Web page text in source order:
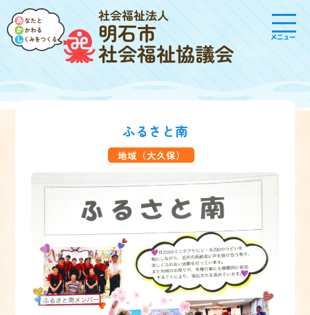
社会福祉法人
明石市
社会福祉協議会
メニュー
ふるさと南
地域（大久保）